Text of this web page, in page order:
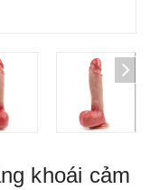
khoái cảm